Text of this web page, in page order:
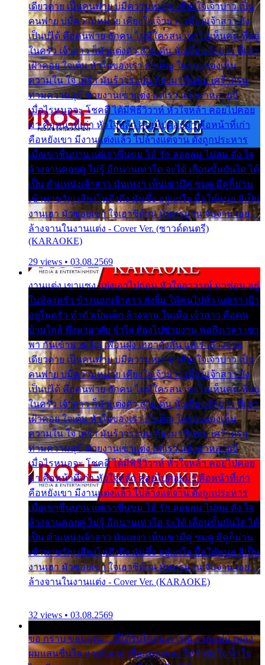
เดียวดาย เป็นคนพ่าย บ่มีความหมาย เคียงใจเจ้าบ่าว เป็น
คนพ่าย บ่มีความหมาย เคียงใจเจ้าบ่าว เพื่อนเจ้าสาว ยัง
เป็นบ่ได้ คือคนพ่าย ฮักคน ไม่มีใครสน เขาไม่เห็นคน ที่อยู่
ในครัว เจ้าสาว ก็มัวแต่งตัว สวยเด่น นั่งเคียงเจ้าบ่าว ที่เขา
เฝ้าคอย ใจเต้น หัวใจของเรา ลำเค็ญ ใครจะมองเห็น
ความใน ใจ เศร้า มันร้าวระบม ต้องมาขื่นขม เศร้าตรม
ท่ามความสุขี ช่วยงานเขาแต่ง แต่เรา แล้งมาหลายปี
เมื่อไรหนอจะ โชคดี ได้มีพิธีวิวาห์ หัวใจหล้า คอยไปคอย
มา คือหน้าที่เก่า หัวใจหล้า คอยไปคอยมา คือหน้าที่เก่า
คือหยังเขา มีงานแต่งแล้ว ไปล้างแต่จาน ดั่งถูกประหาร
เมื่อเขาชื่นบาน แต่เราขื่นขม โอ้ รัก ลอยลม ไม่สม ดัง ใจ
ล้างจานคอยคู่ ไม่รู้ อีกนานเท่าใด จะได้ เลื่อนขั้นบันได ได้
เป็น ตำแหน่งเจ้าสาว มันเหงา เห็นเขามีคู่ ซมดู มีคู่ก็ม่วน
เข้าพาขวัญ เสียงโห่ตึงตึง มันซึ้ง อยู่แก่ใจ มื้อใด๋หนอ สิเป็น
งานเฮา มัวซอยเขา ใจเฮาซิด้าน มันทรมาน จับจาน เอย…
ล้างจานในงานแต่ง - Cover Ver. (ซาวด์ดนตรี)
(KARAOKE)
29 views • 03.08.2569
งานแต่ง เขาแซง แย่งเอาไปก่อน หัวใจอาวรณ์ มาซ่อน อยู่
ในห้องครัว ข้างนอกเจ้าสาว ส่งยิ้ม ให้คนไปทั่ว แต่เรา เฝ้า
อยู่ในครัว ทำตัวเป็นเด็ก ล้างจาน ในเมื่อ เจ้าสาว คือคน
บ้านใกล้ พึ่งพาอาศัย จำใจ ต้องไปช่วยงาน พอถึงเวลา เขา
พา กันเข้าพาขวัญ เพื่อนฝูง เฮฮาดังลั่น แต่เราล้างจาน
เดียวดาย เป็นคนพ่าย บ่มีความหมาย เคียงใจเจ้าบ่าว เป็น
คนพ่าย บ่มีความหมาย เคียงใจเจ้าบ่าว เพื่อนเจ้าสาว ยัง
เป็นบ่ได้ คือคนพ่าย ฮักคน ไม่มีใครสน เขาไม่เห็นคน ที่อยู่
ในครัว เจ้าสาว ก็มัวแต่งตัว สวยเด่น นั่งเคียงเจ้าบ่าว ที่เขา
เฝ้าคอย ใจเต้น หัวใจของเรา ลำเค็ญ ใครจะมองเห็น
ความใน ใจ เศร้า มันร้าวระบม ต้องมาขื่นขม เศร้าตรม
ท่ามความสุขี ช่วยงานเขาแต่ง แต่เรา แล้งมาหลายปี
เมื่อไรหนอจะ โชคดี ได้มีพิธีวิวาห์ หัวใจหล้า คอยไปคอย
มา คือหน้าที่เก่า หัวใจหล้า คอยไปคอยมา คือหน้าที่เก่า
คือหยังเขา มีงานแต่งแล้ว ไปล้างแต่จาน ดั่งถูกประหาร
เมื่อเขาชื่นบาน แต่เราขื่นขม โอ้ รัก ลอยลม ไม่สม ดัง ใจ
ล้างจานคอยคู่ ไม่รู้ อีกนานเท่าใด จะได้ เลื่อนขั้นบันได ได้
เป็น ตำแหน่งเจ้าสาว มันเหงา เห็นเขามีคู่ ซมดู มีคู่ก็ม่วน
เข้าพาขวัญ เสียงโห่ตึงตึง มันซึ้ง อยู่แก่ใจ มื้อใด๋หนอ สิเป็น
งานเฮา มัวซอยเขา ใจเฮาซิด้าน มันทรมาน จับจาน เอย…
ล้างจานในงานแต่ง - Cover Ver. (KARAOKE)
32 views • 03.08.2569
ขอ กราบ ขอบคุณ.... ที่ได้รับไออุ่น การุณ จากแฟน เพลง
ผมแสนชื่นใจ หายวังเวง เมื่อแฟนเพลง ให้กำลังใจ น้ำใจ